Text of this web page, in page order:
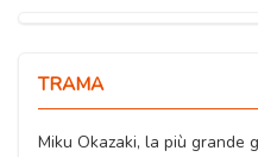
TRAMA
Miku Okazaki, la più grande